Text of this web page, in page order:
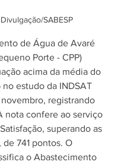
SABESP
de Água de Avaré
Porte - CPP)
acima da média do
estudo da INDSAT
registrando
nota confere ao serviço
superando as
de 741 pontos. O
o Abastecimento